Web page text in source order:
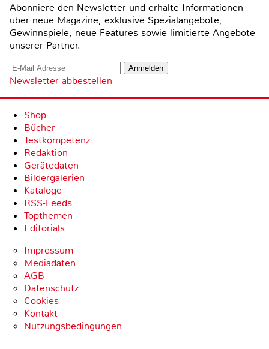
Abonniere den Newsletter und erhalte Informationen
über neue Magazine, exklusive Spezialangebote,
Gewinnspiele, neue Features sowie limitierte Angebote
unserer Partner.
Newsletter abbestellen
Shop
Bücher
Testkompetenz
Redaktion
Gerätedaten
Bildergalerien
Kataloge
RSS-Feeds
Topthemen
Editorials
Impressum
Mediadaten
AGB
Datenschutz
Cookies
Kontakt
Nutzungsbedingungen